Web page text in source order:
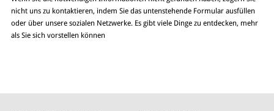
nicht uns zu kontaktieren, indem Sie das untenstehende Formular ausfüllen
oder über unsere sozialen Netzwerke. Es gibt viele Dinge zu entdecken, mehr
als Sie sich vorstellen können